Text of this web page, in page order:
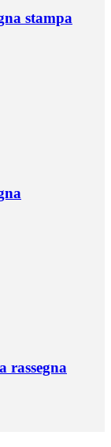
stampa
rassegna